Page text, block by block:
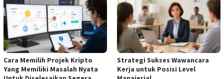
Cara Memilih Projek Kripto
Yang Memiliki Masalah Nyata
Strategi Sukses Wawancara
Kerja untuk Posisi Level